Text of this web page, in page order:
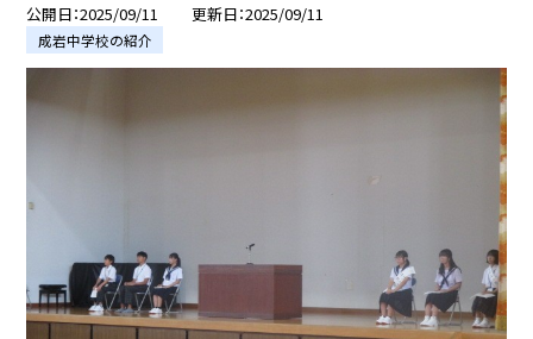
公開日 2025/09/11 更新日 2025/09/11
成岩中学校の紹介